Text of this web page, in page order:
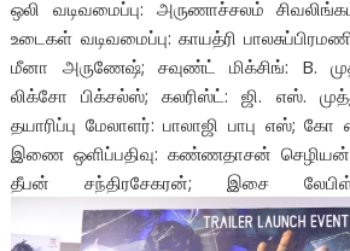
ஒலி வடிவமைப்பு: அருணாச்சலம்
உடைகள் வடிவமைப்பு: காயத்ரி
மீனா அருணேஷ்; சவுண்ட் மிக்சிங்: B.
லிக்சோ பிக்சல்ஸ்; கலரிஸ்ட்: ஜி. எஸ்.
தயாரிப்பு மேலாளர்: பாலாஜி பாபு எஸ்; கோ
இணை ஒளிப்பதிவு: கண்ணதாசன்
தீபன் சந்திரசேகரன்; இசை